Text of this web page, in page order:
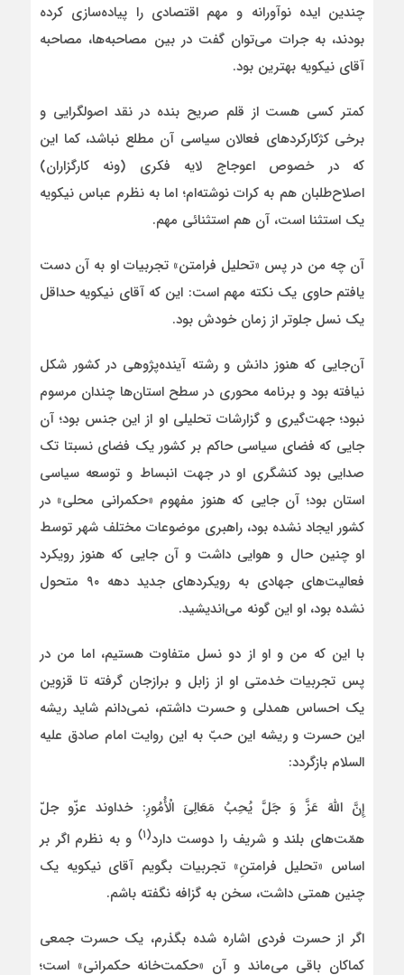
چندین ایده نوآورانه و مهم اقتصادی را پیاده‌سازی کرده
بودند، به جرات می‌توان گفت در بین مصاحبه‌ها، مصاحبه
آقای نیکویه بهترین‌ بود.
کمتر کسی هست از قلم صریح بنده در نقد اصولگرایی و
برخی کژکارکردهای فعالان سیاسی آن مطلع نباشد، کما این
که در خصوص اعوجاج لایه فکری (ونه کارگزاران)
اصلاح‌طلبان هم به کرات نوشته‌ام؛ اما به نظرم عباس نیکویه
یک استثنا است، آن هم استثنائی مهم.
آن چه من در پس «تحلیل فرامتن» تجربیات او به آن دست
یافتم حاوی یک نکته مهم است: این که آقای نیکویه حداقل
یک نسل جلوتر از زمان خودش بود.
آن‌جایی که هنوز دانش و رشته آینده‌پژوهی در کشور شکل
نیافته بود و برنامه محوری در سطح استان‌ها چندان مرسوم
نبود؛ جهت‌گیری و گزارشات تحلیلی او از این جنس بود؛ آن
جایی که فضای سیاسی حاکم بر کشور یک فضای نسبتا تک‌
صدایی بود کنشگری او در جهت انبساط و توسعه سیاسی
استان بود؛ آن جایی که هنوز مفهوم «حکمرانی محلی» در
کشور ایجاد نشده بود، راهبری موضوعات مختلف شهر توسط
او چنین حال و هوایی داشت و آن جایی که هنوز رویکرد
فعالیت‌های جهادی به رویکردهای جدید دهه ۹۰ متحول
نشده بود، او این گونه می‌اندیشید.
با این که من و او از دو نسل متفاوت هستیم، اما من در
پس تجربیات خدمتی او از زابل و برازجان گرفته تا قزوین
یک احساس همدلی و حسرت داشتم، نمی‌دانم شاید ریشه
این حسرت و ریشه این حبّ به این روایت امام صادق علیه
السلام باز‌گردد:
إِنَّ اللَّهَ عَزَّ وَ جَلَّ يُحِبُ‏ مَعَالِيَ‏ الْأُمُورِ: خداوند عزّو جلّ
همّت‌های بلند و شریف را دوست دارد(۱)
و‌ به نظرم اگر بر
اساس «تحلیل فرامتنِ» تجربیات بگویم آقای نیکویه یک
چنین همتی داشت، سخن به گزافه نگفته باشم.
اگر از حسرت فردی اشاره شده بگذرم، یک حسرت جمعی
کماکان باقی می‌ماند و آن «حکمت‌خانه حکمرانی» است؛